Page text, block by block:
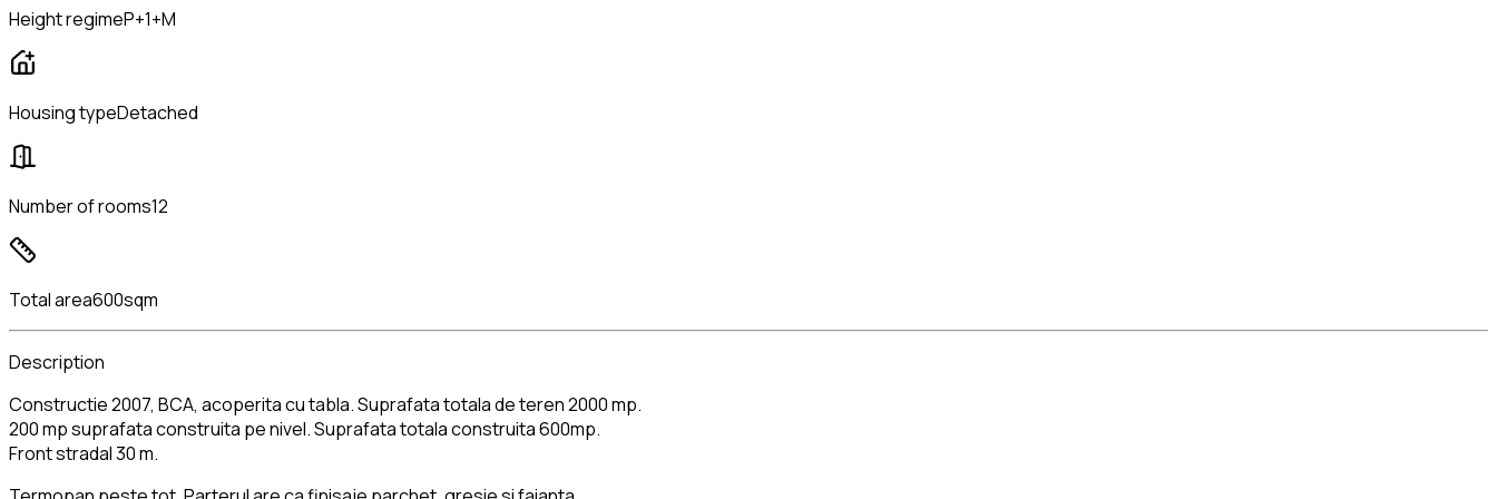
Height regimeP+1+M
Housing typeDetached
Number of rooms12
Total area600sqm
Description
Constructie 2007, BCA, acoperita cu tabla. Suprafata totala de teren 2000 mp.
200 mp suprafata construita pe nivel. Suprafata totala construita 600mp.
Front stradal 30 m.